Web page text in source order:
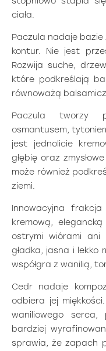
ciała.
Paczula nadaje
kontur. Nie jest
Rozwija suche,
które podkreślają
równoważą
Paczula tworzy
osmantusem,
jest jednolicie
głębię oraz
może również
ziemi.
Innowacyjna
kremową,
ostrymi wiórami ani
gładka, jasna i lekko
współgra z wanilią,
Cedr nadaje
odbiera jej
waniliowego
bardziej
sprawia, że zapach